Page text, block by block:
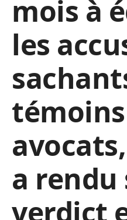
mois à
les
a rendu
verdict